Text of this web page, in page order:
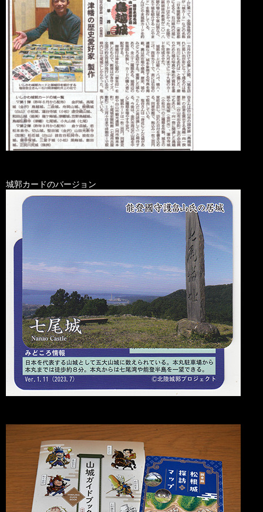
城郭カードのバージョン